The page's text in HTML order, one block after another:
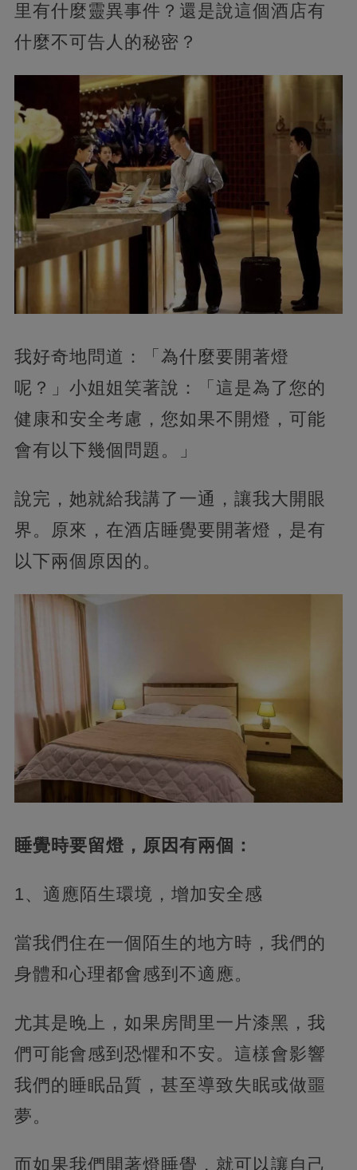
里有什麼靈異事件？還是說這個酒店有
什麼不可告人的秘密？
我好奇地問道：「為什麼要開著燈
呢？」小姐姐笑著說：「這是為了您的
健康和安全考慮，您如果不開燈，可能
會有以下幾個問題。」
說完，她就給我講了一通，讓我大開眼
界。原來，在酒店睡覺要開著燈，是有
以下兩個原因的。
睡覺時要留燈，原因有兩個：
1、適應陌生環境，增加安全感
當我們住在一個陌生的地方時，我們的
身體和心理都會感到不適應。
尤其是晚上，如果房間里一片漆黑，我
們可能會感到恐懼和不安。這樣會影響
我們的睡眠品質，甚至導致失眠或做噩
夢。
而如果我們開著燈睡覺，就可以讓自己